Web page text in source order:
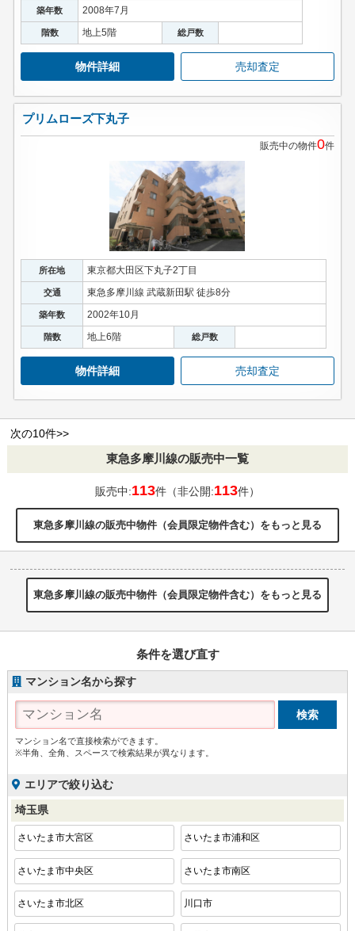
築年数 2008年7月
階数 地上5階 総戸数
物件詳細 売却査定
プリムローズ下丸子
販売中の物件0件
所在地 東京都大田区下丸子2丁目
交通 東急多摩川線 武蔵新田駅 徒歩8分
築年数 2002年10月
階数 地上6階 総戸数
物件詳細 売却査定
次の10件>>
東急多摩川線の販売中一覧
販売中:113件（非公開:113件）
東急多摩川線の販売中物件（会員限定物件含む）をもっと見る
東急多摩川線の販売中物件（会員限定物件含む）をもっと見る
条件を選び直す
マンション名から探す
マンション名で直接検索ができます。
※半角、全角、スペースで検索結果が異なります。
エリアで絞り込む
埼玉県
さいたま市大宮区 さいたま市浦和区
さいたま市中央区 さいたま市南区
さいたま市北区 川口市